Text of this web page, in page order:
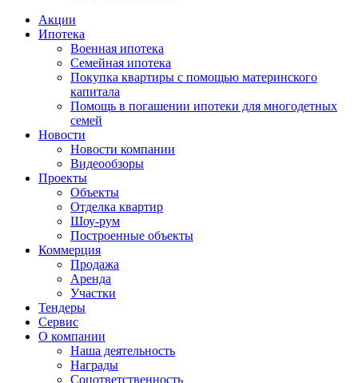
Акции
Ипотека
Военная ипотека
Семейная ипотека
Покупка квартиры с помощью материнского
капитала
Помощь в погашении ипотеки для многодетных
семей
Новости
Новости компании
Видеообзоры
Проекты
Объекты
Отделка квартир
Шоу-рум
Построенные объекты
Коммерция
Продажа
Аренда
Участки
Тендеры
Сервис
О компании
Наша деятельность
Награды
Соцответственность